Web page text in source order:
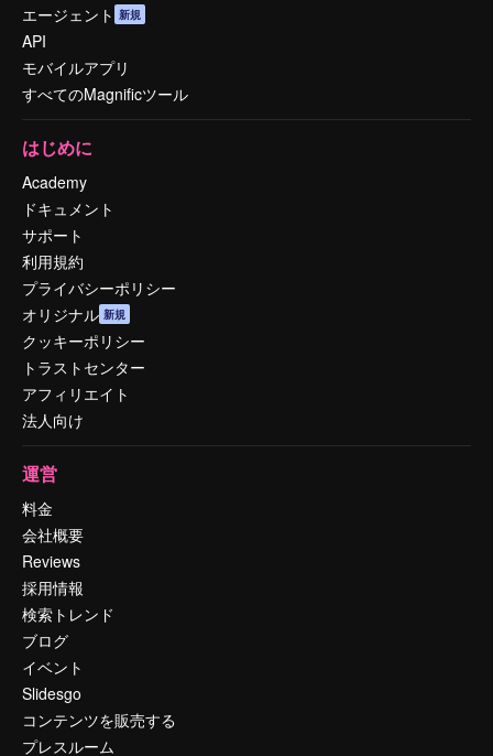
エージェント 新規
API
モバイルアプリ
すべてのMagnificツール
はじめに
Academy
ドキュメント
サポート
利用規約
プライバシーポリシー
オリジナル 新規
クッキーポリシー
トラストセンター
アフィリエイト
法人向け
運営
料金
会社概要
Reviews
採用情報
検索トレンド
ブログ
イベント
Slidesgo
コンテンツを販売する
プレスルーム